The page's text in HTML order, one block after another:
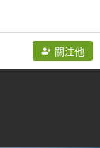
關注他